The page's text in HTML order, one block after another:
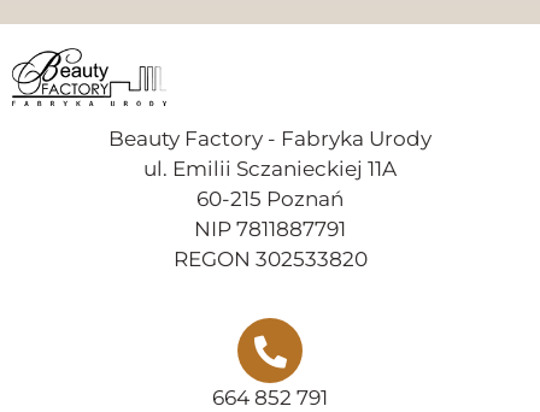
Beauty Factory - Fabryka Urody
ul. Emilii Sczanieckiej 11A
60-215 Poznań
NIP 7811887791
REGON 302533820
664 852 791